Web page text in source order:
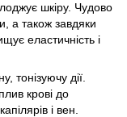
шкіру. Чудово
а також завдяки
еластичність і
тонізуючу дії.
крові до
і вен.